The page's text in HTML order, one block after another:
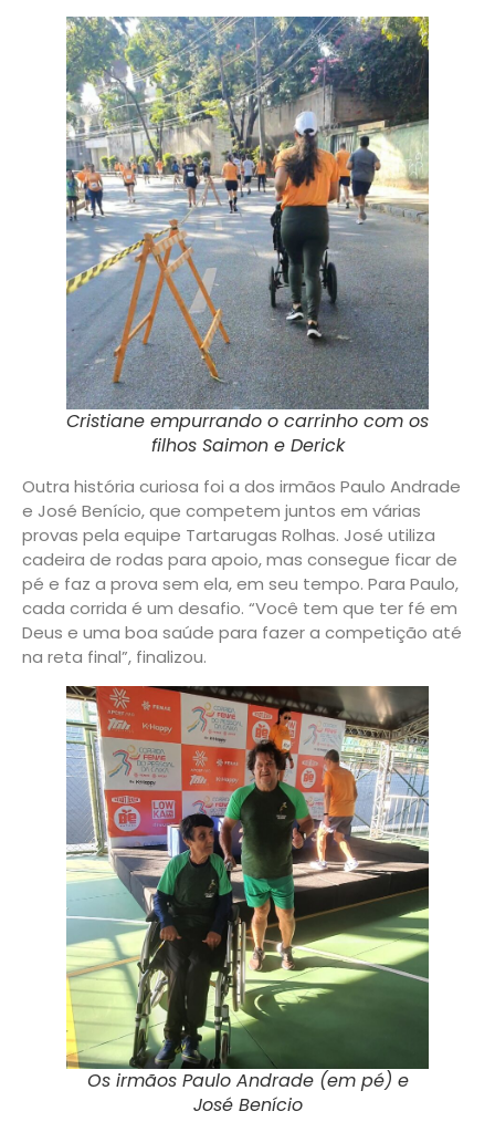
Cristiane empurrando o carrinho com os
filhos Saimon e Derick
Outra história curiosa foi a dos irmãos Paulo Andrade
e José Benício, que competem juntos em várias
provas pela equipe Tartarugas Rolhas. José utiliza
cadeira de rodas para apoio, mas consegue ficar de
pé e faz a prova sem ela, em seu tempo. Para Paulo,
cada corrida é um desafio. “Você tem que ter fé em
Deus e uma boa saúde para fazer a competição até
na reta final”, finalizou.
Os irmãos Paulo Andrade (em pé) e
José Benício